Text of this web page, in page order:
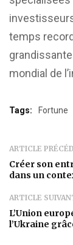
temps
mondial de
Tags: Fortune
ARTICLE
Créer son
dans un
ARTICLE
L’Union
l’Ukraine